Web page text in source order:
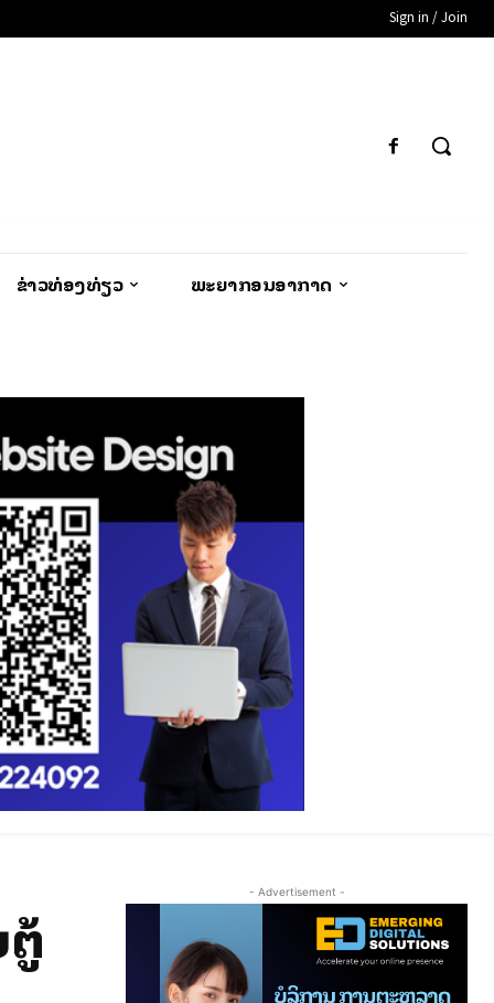
Sign in / Join
ຂ່າວທ່ອງທ່ຽວ ພະຍາກອນອາກາດ
ຕູ້
- Advertisement -